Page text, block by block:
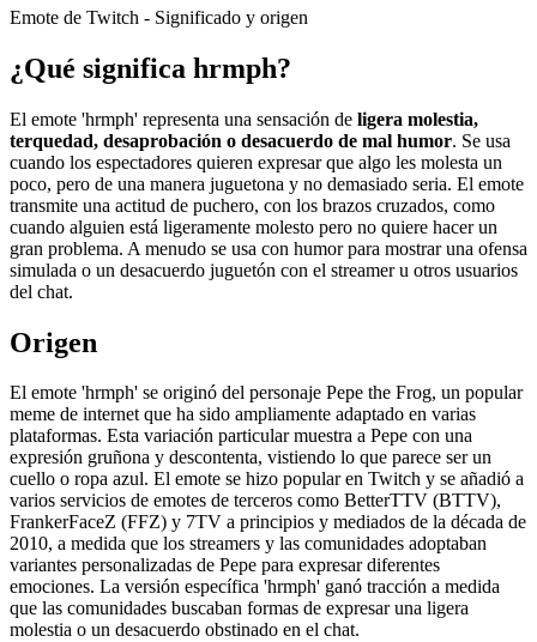
Emote de Twitch - Significado y origen
¿Qué significa hrmph?
El emote 'hrmph' representa una sensación de ligera molestia,
terquedad, desaprobación o desacuerdo de mal humor. Se usa
cuando los espectadores quieren expresar que algo les molesta un
poco, pero de una manera juguetona y no demasiado seria. El emote
transmite una actitud de puchero, con los brazos cruzados, como
cuando alguien está ligeramente molesto pero no quiere hacer un
gran problema. A menudo se usa con humor para mostrar una ofensa
simulada o un desacuerdo juguetón con el streamer u otros usuarios
del chat.
Origen
El emote 'hrmph' se originó del personaje Pepe the Frog, un popular
meme de internet que ha sido ampliamente adaptado en varias
plataformas. Esta variación particular muestra a Pepe con una
expresión gruñona y descontenta, vistiendo lo que parece ser un
cuello o ropa azul. El emote se hizo popular en Twitch y se añadió a
varios servicios de emotes de terceros como BetterTTV (BTTV),
FrankerFaceZ (FFZ) y 7TV a principios y mediados de la década de
2010, a medida que los streamers y las comunidades adoptaban
variantes personalizadas de Pepe para expresar diferentes
emociones. La versión específica 'hrmph' ganó tracción a medida
que las comunidades buscaban formas de expresar una ligera
molestia o un desacuerdo obstinado en el chat.